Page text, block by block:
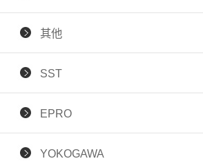
其他
SST
EPRO
YOKOGAWA